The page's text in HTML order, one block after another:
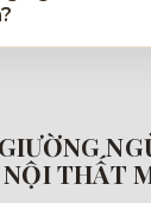
THẤT